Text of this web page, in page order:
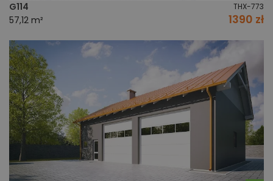
G114 THX-773
57,12 m² 1390 zł